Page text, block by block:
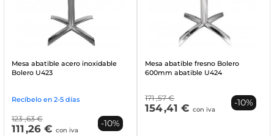
Mesa abatible acero inoxidable
Bolero U423
Recíbelo en 2-5 días
123 ,63 €
111,26 € con iva
-10%
Mesa abatible fresno Bolero
600mm abatible U424
171 ,57 €
154,41 € con iva
-10%